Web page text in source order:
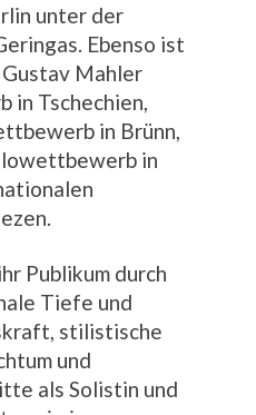
unter der
Ebenso ist
Mahler
in Tschechien,
in Brünn,
in
Publikum durch
Tiefe und
stilistische
und
als Solistin und